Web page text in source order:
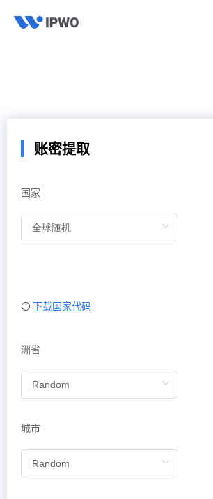
账密提取
国家
下载国家代码
洲省
城市